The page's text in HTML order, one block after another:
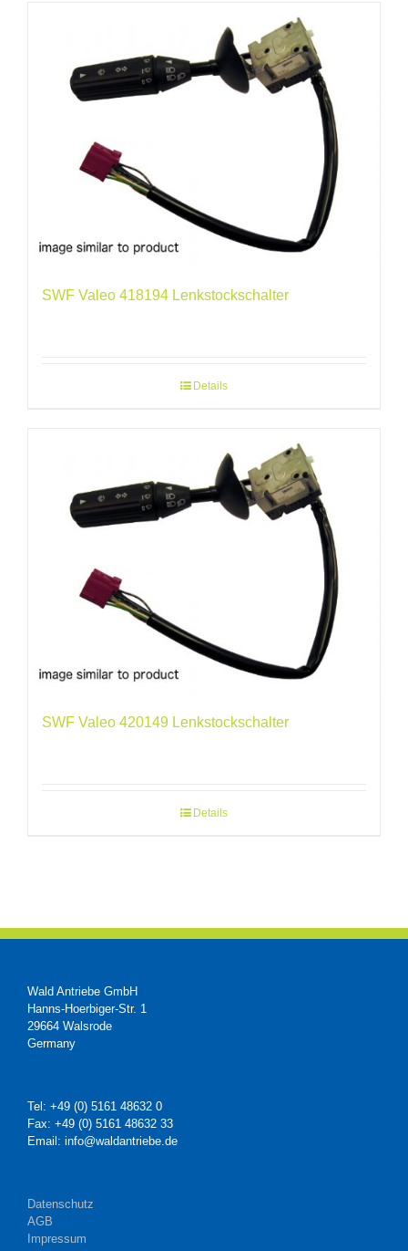
SWF Valeo 418194 Lenkstockschalter
Details
SWF Valeo 420149 Lenkstockschalter
Details
Wald Antriebe GmbH
Hanns-Hoerbiger-Str. 1
29664 Walsrode
Germany
Tel: +49 (0) 5161 48632 0
Fax: +49 (0) 5161 48632 33
Email: info@waldantriebe.de
Datenschutz
AGB
Impressum